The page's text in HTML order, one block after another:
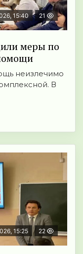
15:40 21
меры по
неизлечимо
В
15:25 22